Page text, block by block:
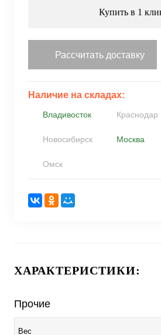
Купить в 1
Рассчитать доставку
Наличие на складах:
Владивосток Краснодар
Новосибирск Москва
Омск
ХАРАКТЕРИСТИКИ:
Прочие
Вес